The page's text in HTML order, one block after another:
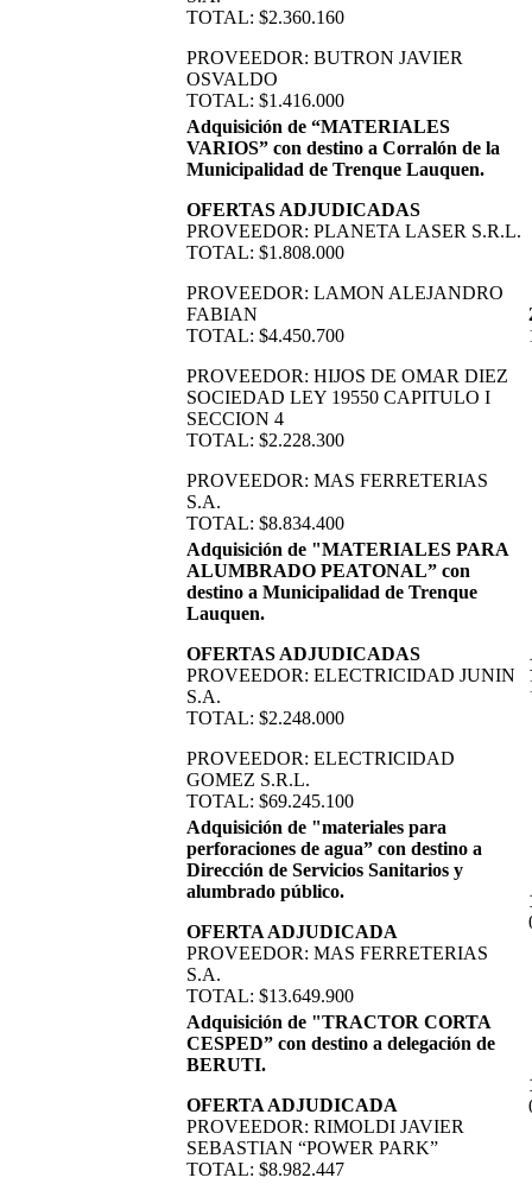
TOTAL: $2.360.160
PROVEEDOR: BUTRON JAVIER
OSVALDO
TOTAL: $1.416.000
Adquisición de “MATERIALES
VARIOS” con destino a Corralón de la
Municipalidad de Trenque Lauquen.
OFERTAS ADJUDICADAS
PROVEEDOR: PLANETA LASER S.R.L.
TOTAL: $1.808.000
PROVEEDOR: LAMON ALEJANDRO
FABIAN
TOTAL: $4.450.700
PROVEEDOR: HIJOS DE OMAR DIEZ
SOCIEDAD LEY 19550 CAPITULO I
SECCION 4
TOTAL: $2.228.300
PROVEEDOR: MAS FERRETERIAS
S.A.
TOTAL: $8.834.400
Adquisición de "MATERIALES PARA
ALUMBRADO PEATONAL” con
destino a Municipalidad de Trenque
Lauquen.
OFERTAS ADJUDICADAS
PROVEEDOR: ELECTRICIDAD JUNIN
S.A.
TOTAL: $2.248.000
PROVEEDOR: ELECTRICIDAD
GOMEZ S.R.L.
TOTAL: $69.245.100
Adquisición de "materiales para
perforaciones de agua” con destino a
Dirección de Servicios Sanitarios y
alumbrado público.
OFERTA ADJUDICADA
PROVEEDOR: MAS FERRETERIAS
S.A.
TOTAL: $13.649.900
Adquisición de "TRACTOR CORTA
CESPED” con destino a delegación de
BERUTI.
OFERTA ADJUDICADA
PROVEEDOR: RIMOLDI JAVIER
SEBASTIAN “POWER PARK”
TOTAL: $8.982.447